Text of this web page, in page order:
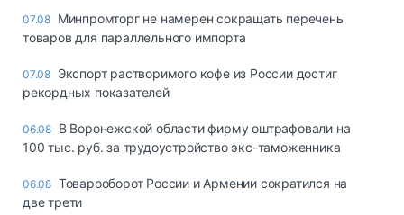
07.08 Минпромторг не намерен сокращать перечень
товаров для параллельного импорта
07.08 Экспорт растворимого кофе из России достиг
рекордных показателей
06.08 В Воронежской области фирму оштрафовали на
100 тыс. руб. за трудоустройство экс-таможенника
06.08 Товарооборот России и Армении сократился на
две трети